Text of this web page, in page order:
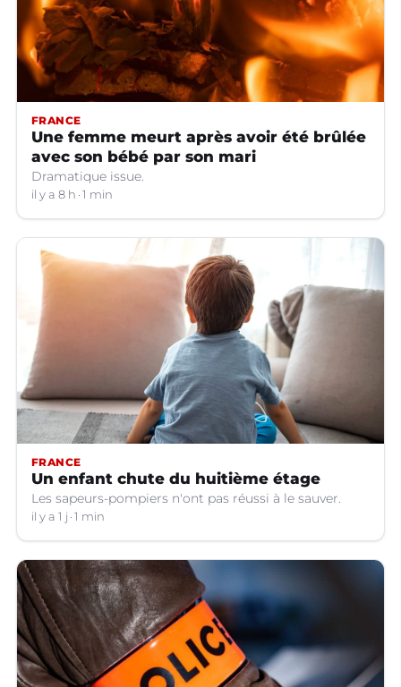
FRANCE
Une femme meurt après avoir été brûlée
avec son bébé par son mari
Dramatique issue.
il y a 8 h 1 min
FRANCE
Un enfant chute du huitième étage
Les sapeurs-pompiers n'ont pas réussi à le sauver.
il y a 1 j 1 min